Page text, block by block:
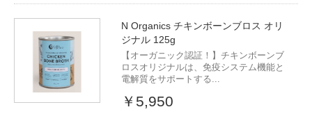
N Organics チキンボーンブロス オリ
ジナル 125g
【オーガニック認証！】チキンボーンブ
ロスオリジナルは、免疫システム機能と
電解質をサポートする...
￥5,950